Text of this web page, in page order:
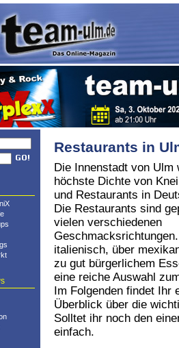
Restaurants in
Die Innenstadt von Ulm
höchste Dichte von
und Restaurants in
Die Restaurants sind
vielen verschiedenen
italienisch, über
zu gut bürgerlichem
eine reiche Auswahl
Im Folgenden findet Ihr
Überblick über die
Solltet ihr noch den
einfach.